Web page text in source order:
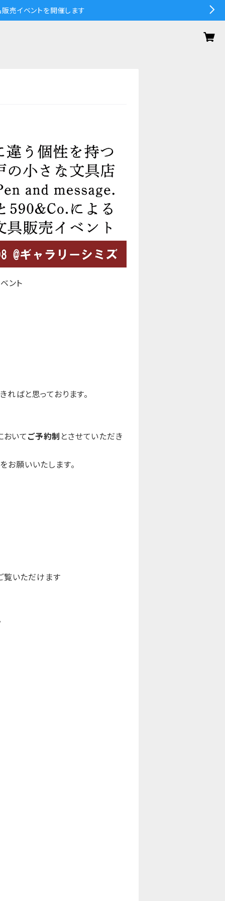
売イベントを開催します
ント
ばと思っております。
いて ご予約制 とさせていただき
願いいたします。
いただけます